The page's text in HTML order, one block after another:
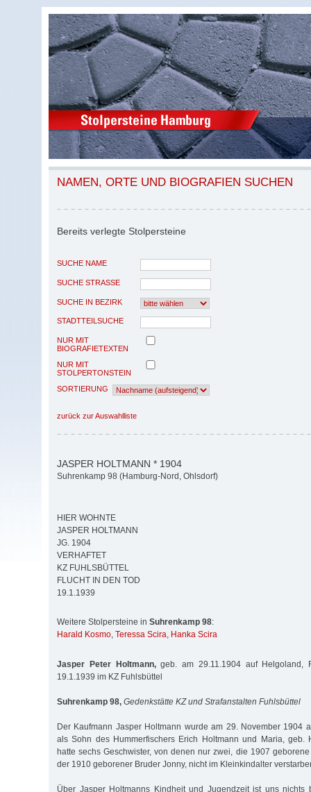
NAMEN, ORTE UND BIOGRAFIEN SUCHEN
Bereits verlegte Stolpersteine
SUCHE NAME
SUCHE STRASSE
SUCHE IN BEZIRK
STADTTEILSUCHE
NUR MIT
BIOGRAFIETEXTEN
NUR MIT
STOLPERTONSTEIN
SORTIERUNG
zurück zur Auswahlliste
JASPER HOLTMANN * 1904
Suhrenkamp 98 (Hamburg-Nord, Ohlsdorf)
HIER WOHNTE
JASPER HOLTMANN
JG. 1904
VERHAFTET
KZ FUHLSBÜTTEL
FLUCHT IN DEN TOD
19.1.1939
Weitere Stolpersteine in Suhrenkamp 98:
Harald Kosmo, Teressa Scira, Hanka Scira
Jasper Peter Holtmann,geb. am 29.11.1904 auf Helgoland,
19.1.1939 im KZ Fuhlsbüttel
Suhrenkamp 98, Gedenkstätte KZ und Strafanstalten Fuhlsbüttel
Der Kaufmann Jasper Holtmann wurde am 29. November 1904
als Sohn des Hummerfischers Erich Holtmann und Maria, geb.
hatte sechs Geschwister, von denen nur zwei, die 1907
der 1910 geborener Bruder Jonny, nicht im Kleinkindalter
Über Jasper Holtmanns Kindheit und Jugendzeit ist uns nichts